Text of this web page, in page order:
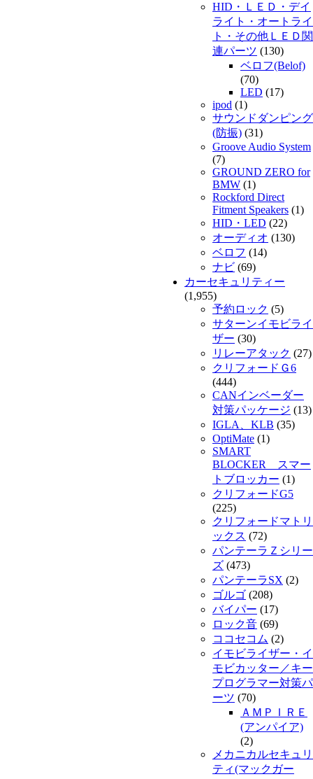
HID・ＬＥＤ・デイ
ライト・オートライ
ト・その他ＬＥＤ関
連パーツ (130)
ベロフ(Belof)
(70)
LED (17)
ipod (1)
サウンドダンピング
(防振) (31)
Groove Audio System
(7)
GROUND ZERO for
BMW (1)
Rockford Direct
Fitment Speakers (1)
HID・LED (22)
オーディオ (130)
ベロフ (14)
ナビ (69)
カーセキュリティー
(1,955)
予約ロック (5)
サターンイモビライ
ザー (30)
リレーアタック (27)
クリフォードＧ6
(444)
CANインベーダー
対策パッケージ (13)
IGLA、KLB (35)
OptiMate (1)
SMART
BLOCKER スマー
トブロッカー (1)
クリフォードG5
(225)
クリフォードマトリ
ックス (72)
パンテーラＺシリー
ズ (473)
パンテーラSX (2)
ゴルゴ (208)
バイパー (17)
ロック音 (69)
ココセコム (2)
イモビライザー・イ
モビカッター／キー
プログラマー対策パ
ーツ (70)
ＡＭＰＩＲＥ
(アンパイア)
(2)
メカニカルセキュリ
ティ(マックガー